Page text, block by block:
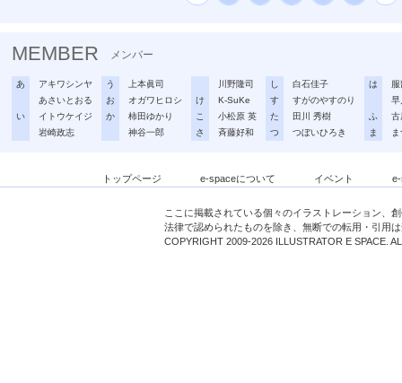
MEMBER メンバー
あ
アキワシンヤ
あさいとおる
い
イトウケイジ
岩崎政志
う
上本眞司
お
オガワヒロシ
か
柿田ゆかり
神谷一郎
川野隆司
け
K-SuKe
こ
小松原 英
さ
斉藤好和
し
白石佳子
す
すがのやすのり
た
田川 秀樹
つ
つぼいひろき
は
早
ふ
古
ま
トップページ e-spaceについて イベント
ここに掲載されている個々のイラストレーション、
法律で認められたものを除き、無断での転用・引用
COPYRIGHT 2009-2026 ILLUSTRATOR E SPACE.